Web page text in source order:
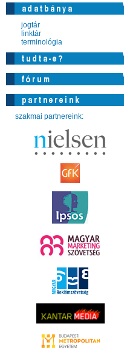
jogtár
linktár
terminológia
szakmai partnereink: